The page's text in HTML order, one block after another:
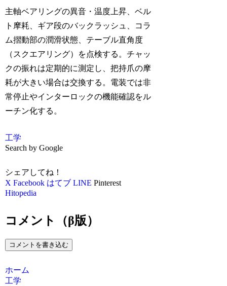
主軸ベアリングの異音・温度上昇、ベル
ト摩耗、ギア段のバックラッシュ、コラ
ム摺動部の潤滑状態、テーブル直角度
（スクエアリング）を点検する。チャッ
クの振れは定期的に測定し、把持爪の摩
耗が大きい場合は交換する。電装では非
常停止やインターロックの機能確認をル
ーチン化する。
工学
Search by Google
シェアしてね！
X Facebook はてブ LINE Pinterest
Hitopedia
コメント（β版）
コメントを書き込む
ホーム
工学